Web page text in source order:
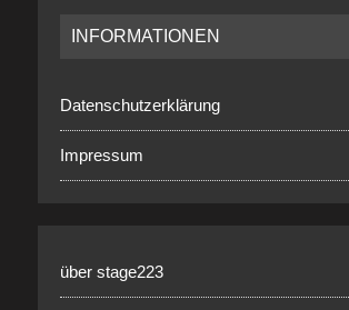
INFORMATIONEN
Datenschutzerklärung
Impressum
über stage223